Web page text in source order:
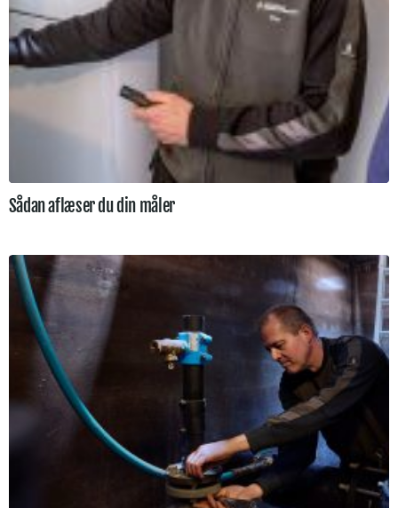
Sådan aflæser du din måler